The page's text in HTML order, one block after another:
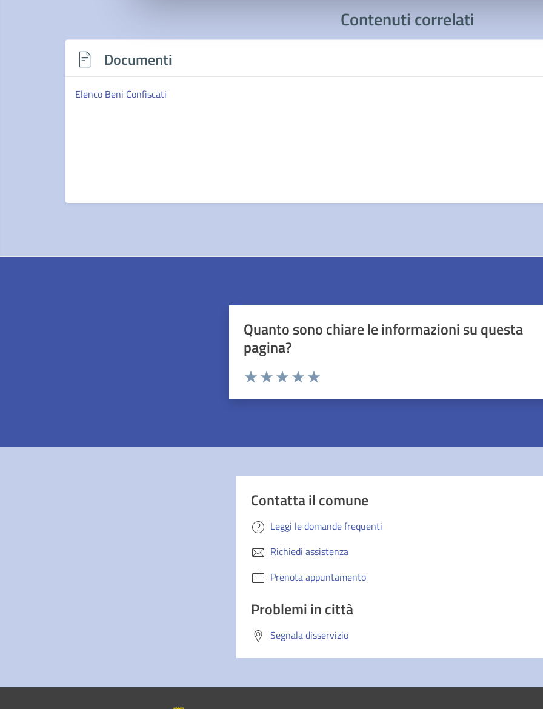
Contenuti correlati
Documenti
Elenco Beni Confiscati
Quanto sono chiare le informazioni su questa
pagina?
Contatta il comune
Leggi le domande frequenti
Richiedi assistenza
Prenota appuntamento
Problemi in città
Segnala disservizio